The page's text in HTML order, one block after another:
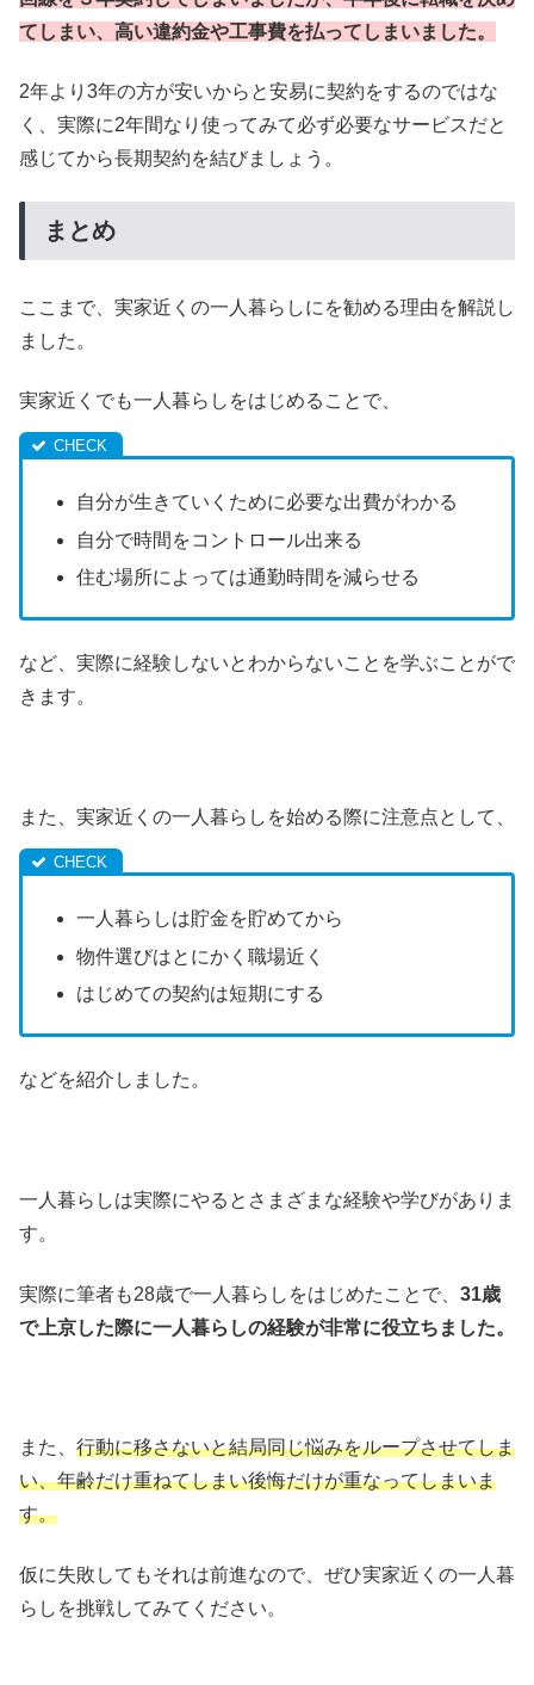
てしまい、高い違約金や工事費を払ってしまいました。
2年より3年の方が安いからと安易に契約をするのではな
く、実際に2年間なり使ってみて必ず必要なサービスだと
感じてから長期契約を結びましょう。
まとめ
ここまで、実家近くの一人暮らしにを勧める理由を解説し
ました。
実家近くでも一人暮らしをはじめることで、
自分が生きていくために必要な出費がわかる
自分で時間をコントロール出来る
住む場所によっては通勤時間を減らせる
など、実際に経験しないとわからないことを学ぶことがで
きます。
また、実家近くの一人暮らしを始める際に注意点として、
一人暮らしは貯金を貯めてから
物件選びはとにかく職場近く
はじめての契約は短期にする
などを紹介しました。
一人暮らしは実際にやるとさまざまな経験や学びがありま
す。
実際に筆者も28歳で一人暮らしをはじめたことで、 31歳
で上京した際に一人暮らしの経験が非常に役立ちました。
また、 行動に移さないと結局同じ悩みをループさせてしま
い、年齢だけ重ねてしまい後悔だけが重なってしまいま
す。
仮に失敗してもそれは前進なので、ぜひ実家近くの一人暮
らしを挑戦してみてください。